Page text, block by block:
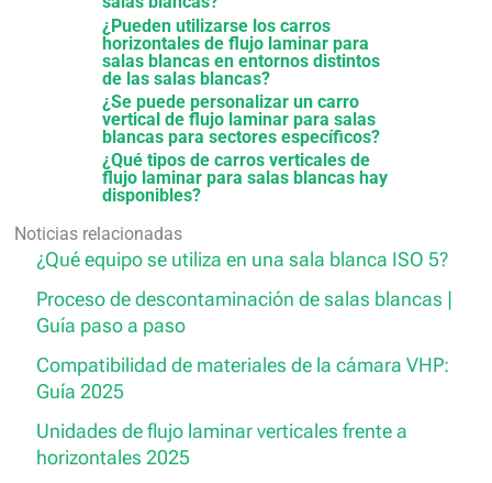
¿Pueden utilizarse los carros
horizontales de flujo laminar para
salas blancas en entornos distintos
de las salas blancas?
¿Se puede personalizar un carro
vertical de flujo laminar para salas
blancas para sectores específicos?
¿Qué tipos de carros verticales de
flujo laminar para salas blancas hay
disponibles?
Noticias relacionadas
¿Qué equipo se utiliza en una sala blanca ISO 5?
Proceso de descontaminación de salas blancas |
Guía paso a paso
Compatibilidad de materiales de la cámara VHP:
Guía 2025
Unidades de flujo laminar verticales frente a
horizontales 2025